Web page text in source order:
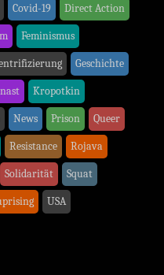
Covid-19 Direct Action
Feminismus
Geschichte
Kropotkin
News Prison Queer
Resistance Rojava
Solidarität Squat
USA